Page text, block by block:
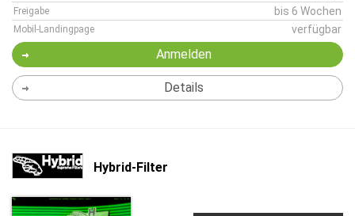
Freigabe bis 6 Wochen
Mobil-Landingpage verfügbar
Anmelden
Details
Hybrid-Filter